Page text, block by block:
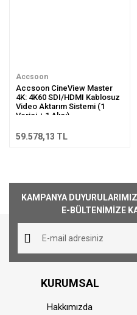
Accsoon
Accsoon CineView Master
4K: 4K60 SDI/HDMI Kablosuz
Video Aktarım Sistemi (1
Verici + 1 Alıcı)
59.578,13 TL
KAMPANYA
E-BÜLTENİMİZE
KURUMSAL
Hakkımızda